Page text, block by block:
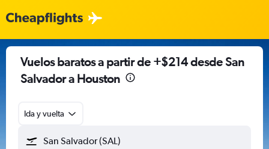
Vuelos baratos a partir de +$214 desde San
Salvador a Houston
Ida y vuelta
San Salvador (SAL)